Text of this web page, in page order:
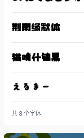
荆南缘默体
猫啃什锦黑
えるまー
共 8 个字体